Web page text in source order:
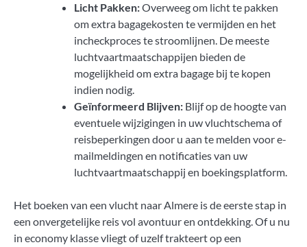
Licht Pakken:Overweeg om licht te pakken
om extra bagagekosten te vermijden en het
incheckproces te stroomlijnen. De meeste
luchtvaartmaatschappijen bieden de
mogelijkheid om extra bagage bij te kopen
indien nodig.
Geïnformeerd Blijven: Blijf op de hoogte van
eventuele wijzigingen in uw vluchtschema of
reisbeperkingen door u aan te melden voor e-
mailmeldingen en notificaties van uw
luchtvaartmaatschappij en boekingsplatform.
Het boeken van een vlucht naar Almere is de eerste stap in
een onvergetelijke reis vol avontuur en ontdekking. Of u nu
in economy klasse vliegt of uzelf trakteert op een